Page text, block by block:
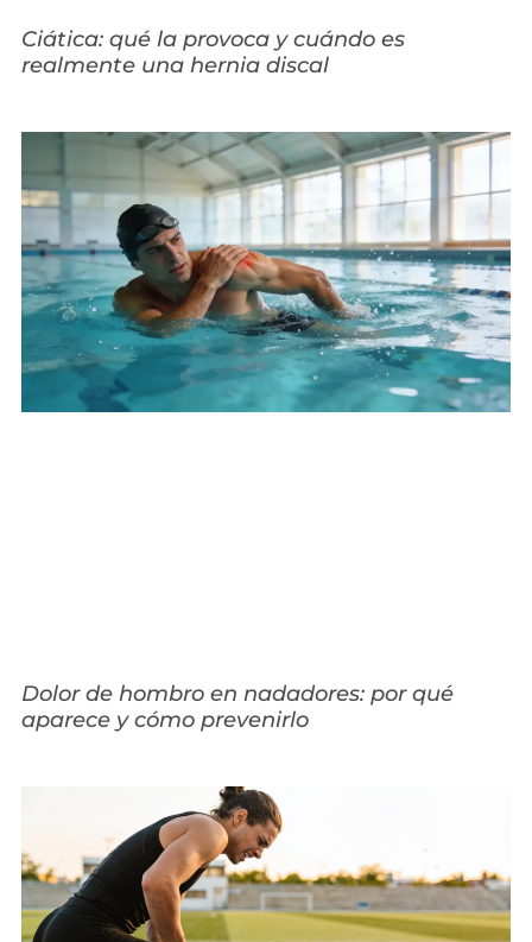
Ciática: qué la provoca y cuándo es
realmente una hernia discal
Dolor de hombro en nadadores: por qué
aparece y cómo prevenirlo